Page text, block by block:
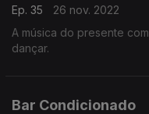
Ep. 35
26 nov. 2022
A música do presente
dançar.
Bar Condicionado